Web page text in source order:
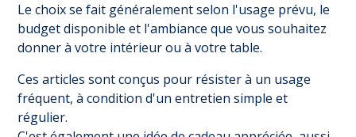
Le choix se fait généralement selon l'usage prévu, le
budget disponible et l'ambiance que vous souhaitez
donner à votre intérieur ou à votre table.
Ces articles sont conçus pour résister à un usage
fréquent, à condition d'un entretien simple et
régulier.